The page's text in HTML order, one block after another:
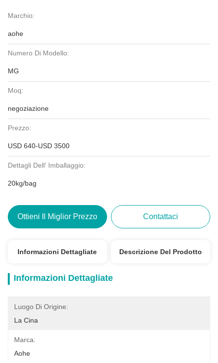
Marchio:
aohe
Numero Di Modello:
MG
Moq:
negoziazione
Prezzo:
USD 640-USD 3500
Dettagli Dell' Imballaggio:
20kg/bag
Ottieni Il Miglior Prezzo Contattaci
Informazioni Dettagliate Descrizione Del Prodotto
Informazioni Dettagliate
Luogo Di Origine:
La Cina
Marca:
Aohe